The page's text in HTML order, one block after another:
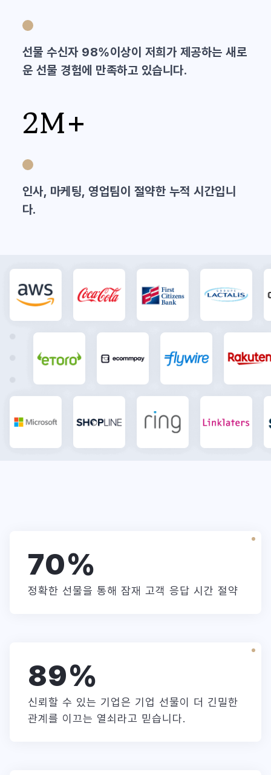
선물 수신자 98%이상이 저희가 제공하는 새로
운 선물 경험에 만족하고 있습니다.
2M+
인사, 마케팅, 영업팀이 절약한 누적 시간입니
다.
70%
정확한 선물을 통해 잠재 고객 응답 시간 절약
89%
신뢰할 수 있는 기업은 기업 선물이 더 긴밀한
관계를 이끄는 열쇠라고 믿습니다.